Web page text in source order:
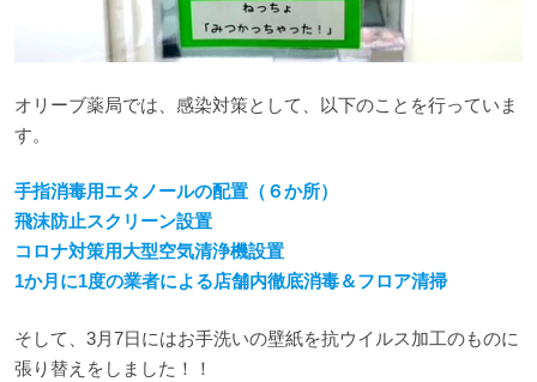
オリーブ薬局では、感染対策として、以下のことを行っていま
す。
手指消毒用エタノールの配置（６か所）
飛沫防止スクリーン設置
コロナ対策用大型空気清浄機設置
1か月に1度の業者による店舗内徹底消毒＆フロア清掃
そして、3月7日にはお手洗いの壁紙を抗ウイルス加工のものに
張り替えをしました！！